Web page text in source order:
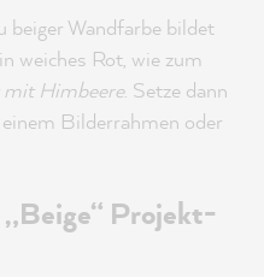
beiger Wandfarbe bildet
weiches Rot, wie zum
mit Himbeere. Setze dann
Bilderrahmen oder
Projekt-